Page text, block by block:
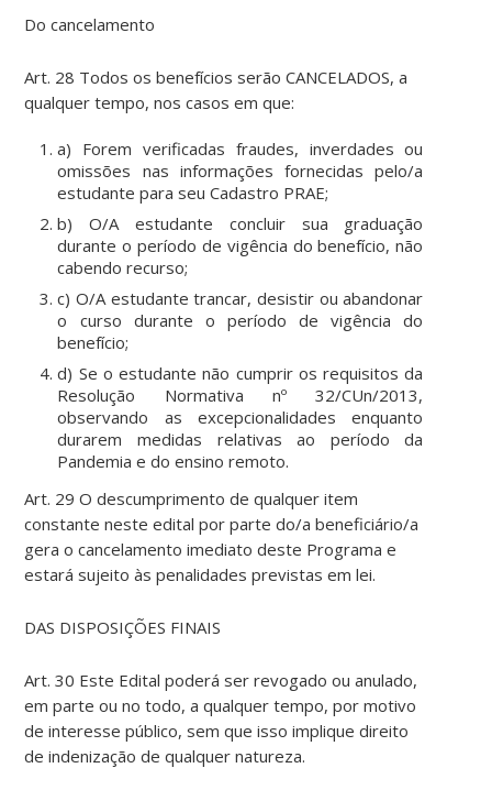
Do cancelamento
Art. 28 Todos os benefícios serão CANCELADOS, a
qualquer tempo, nos casos em que:
a) Forem verificadas fraudes, inverdades ou
omissões nas informações fornecidas pelo/a
estudante para seu Cadastro PRAE;
b) O/A estudante concluir sua graduação
durante o período de vigência do benefício, não
cabendo recurso;
c) O/A estudante trancar, desistir ou abandonar
o curso durante o período de vigência do
benefício;
d) Se o estudante não cumprir os requisitos da
Resolução Normativa nº 32/CUn/2013,
observando as excepcionalidades enquanto
durarem medidas relativas ao período da
Pandemia e do ensino remoto.
Art. 29 O descumprimento de qualquer item
constante neste edital por parte do/a beneficiário/a
gera o cancelamento imediato deste Programa e
estará sujeito às penalidades previstas em lei.
DAS DISPOSIÇÕES FINAIS
Art. 30 Este Edital poderá ser revogado ou anulado,
em parte ou no todo, a qualquer tempo, por motivo
de interesse público, sem que isso implique direito
de indenização de qualquer natureza.